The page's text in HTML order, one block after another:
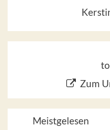
Zum
Meistgelesen